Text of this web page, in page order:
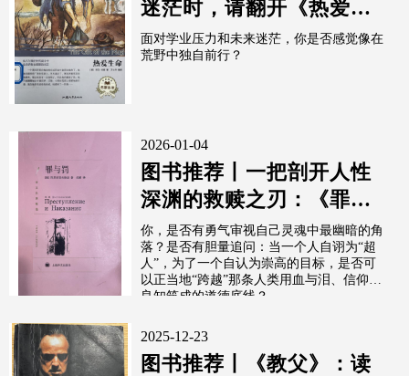
迷茫时，请翻开《热爱生
命》
面对学业压力和未来迷茫，你是否感觉像在
荒野中独自前行？
2026-01-04
图书推荐丨一把剖开人性
深渊的救赎之刃：《罪与
罚》
你，是否有勇气审视自己灵魂中最幽暗的角
落？是否有胆量追问：当一个人自诩为“超
人”，为了一个自认为崇高的目标，是否可
以正当地“跨越”那条人类用血与泪、信仰与
良知筑成的道德底线？
2025-12-23
图书推荐丨《教父》：读